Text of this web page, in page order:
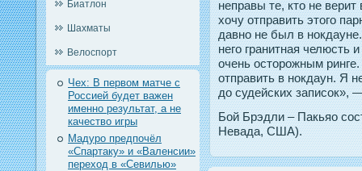
Биатлон
Шахматы
Велоспорт
Чех: В первом матче с
Россией будет важен
именно результат, а не
качество игры
Мадуро предпочёл
«Спартаку» и «Валенсии»
переход в «Севилью»
неправы те, кто не
хочу отправить этого
давно не был в
него гранитная челюсть
очень осторожным
отправить в нокдаун. Я
до судейских записок»,
Бой Брэдли – Пакьяо
Невада, США).